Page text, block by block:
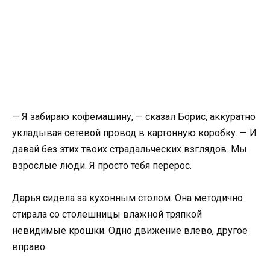
— Я забираю кофемашину, — сказал Борис, аккуратно
укладывая сетевой провод в картонную коробку. — И
давай без этих твоих страдальческих взглядов. Мы
взрослые люди. Я просто тебя перерос.
Дарья сидела за кухонным столом. Она методично
стирала со столешницы влажной тряпкой
невидимые крошки. Одно движение влево, другое
вправо.